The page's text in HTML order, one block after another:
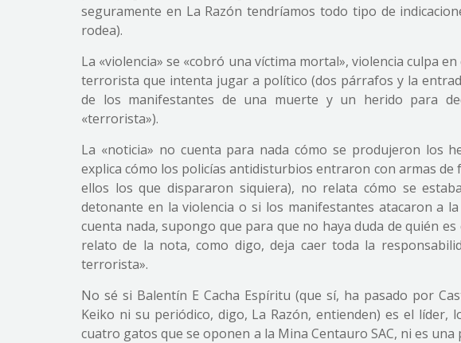
seguramente en La Razón tendríamos todo tipo de
rodea).
La «violencia» se «cobró una víctima mortal», violencia culpa
terrorista que intenta jugar a político (dos párrafos y la
de los manifestantes de una muerte y un herido para
«terrorista»).
La «noticia» no cuenta para nada cómo se produjeron los
explica cómo los policías antidisturbios entraron con armas
ellos los que dispararon siquiera), no relata cómo se
detonante en la violencia o si los manifestantes atacaron a
cuenta nada, supongo que para que no haya duda de quién
relato de la nota, como digo, deja caer toda la
terrorista».
No sé si Balentín E Cacha Espíritu (que sí, ha pasado por
Keiko ni su periódico, digo, La Razón, entienden) es el líder,
cuatro gatos que se oponen a la Mina Centauro SAC, ni es